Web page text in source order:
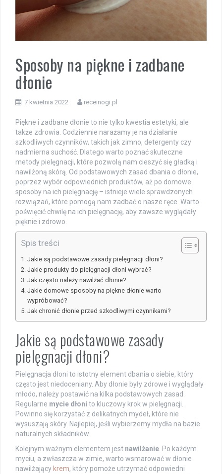
Sposoby na piękne i zadbane
dłonie
7 kwietnia 2022 receinogi.pl
Piękne i zadbane dłonie to nie tylko kwestia estetyki, ale
także zdrowia. Codziennie narażamy je na działanie
szkodliwych czynników, takich jak zimno, detergenty czy
nadmierna suchość. Dlatego warto poznać skuteczne
metody pielęgnacji, które pozwolą nam cieszyć się gładką i
nawilżoną skórą. Od podstawowych zasad dbania o dłonie,
poprzez wybór odpowiednich produktów, aż po domowe
sposoby na ich pielęgnację – istnieje wiele sprawdzonych
rozwiązań, które pomogą nam zadbać o nasze ręce. Warto
poświęcić chwilę na ich pielęgnację, aby zawsze wyglądały
pięknie i zdrowo.
Spis treści
Jakie są podstawowe zasady pielęgnacji dłoni?
Jakie produkty do pielęgnacji dłoni wybrać?
Jak często należy nawilżać dłonie?
Jakie domowe sposoby na piękne dłonie warto
wypróbować?
Jak chronić dłonie przed szkodliwymi czynnikami?
Jakie są podstawowe zasady
pielęgnacji dłoni?
Pielęgnacja dłoni to istotny element dbania o siebie, który
często jest niedoceniany. Aby dłonie były zdrowe i wyglądały
młodo, należy postawić na kilka podstawowych zasad.
Regularne mycie dłoni to kluczowy krok w pielęgnacji.
Powinno się korzystać z delikatnych mydeł, które nie
wysuszają skóry. Najlepiej, jeśli wybierzemy mydła na bazie
naturalnych składników.
Kolejnym ważnym elementem jest nawilżanie. Po każdym
myciu, a zwłaszcza w zimie, warto wsmarować w dłonie
nawilżający krem, który pomoże utrzymać odpowiedni